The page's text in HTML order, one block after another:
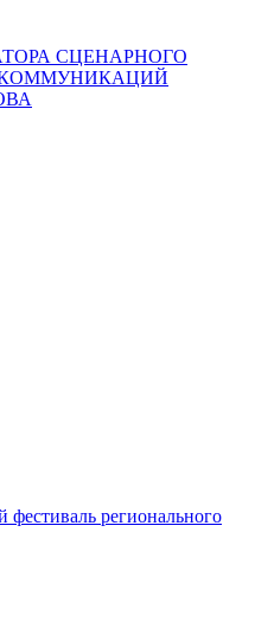
СЦЕНАРНОГО
фестиваль регионального